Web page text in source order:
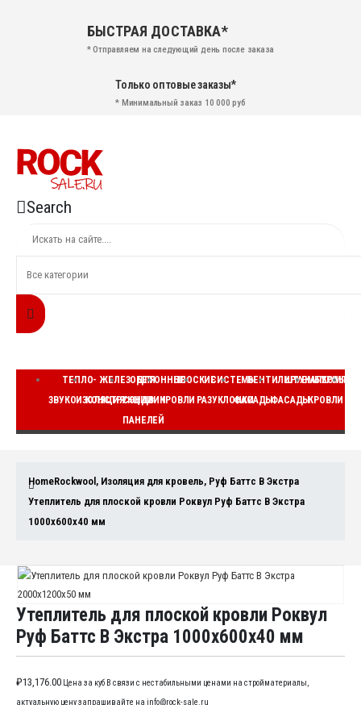
БЫСТРАЯ ДОСТАВКА*
* Отправляем на следующий день после заказа
Только оптовые заказы*
* Минимальный заказ 10 000 руб
Search
ТЕПЛО-
ЗВУКОИЗОЛЯЦИЯ
ЖЕЛЕЗОБЕТОННЫЕ
КОНСТРУКЦИИ
ДЛЯ
СЭНДВИЧ
ПАНЕЛЕЙ
ПЛОСКИЕ
КРОВЛИ
СИСТЕМЫ
РАЗУКЛОНКИ
ВЕНТИЛИРУЕМЫЕ
ФАСАДЫ
ШТУКАТУРНЫЕ
ФАСАДЫКРОВЛИ
HomeRockwool , Изоляция для кровель, Руф Баттс В Экстра
Утеплитель для плоской кровли Роквул Руф Баттс В Экстра
1000x600x40 мм
Утеплитель для плоской кровли Роквул
Руф Баттс В Экстра 1000x600x40 мм
₽13,176.00 Цена за куб В связи с нестабильными ценами на стройматериалы,
актуальную цену запрашивайте на info@rock-sale.ru